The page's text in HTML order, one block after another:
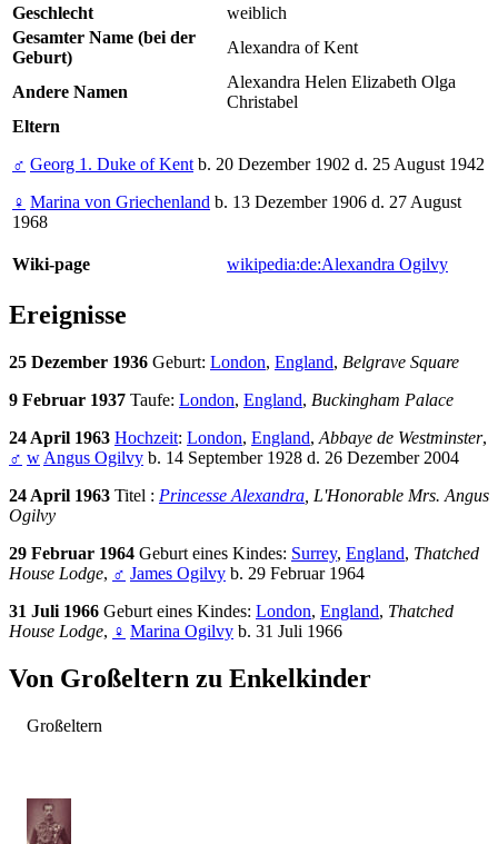
Geschlecht
weiblich
Gesamter Name (bei der
Geburt)
Alexandra of Kent
Andere Namen
Alexandra Helen Elizabeth Olga
Christabel
Eltern
♂ Georg 1. Duke of Kentb. 20 Dezember 1902 d. 25 August 1942
♀ Marina von Griechenland b. 13 Dezember 1906 d. 27 August
1968
Wiki-page wikipedia:de:Alexandra Ogilvy
Ereignisse
25 Dezember 1936 Geburt: London, England, Belgrave Square
9 Februar 1937 Taufe: London, England, Buckingham Palace
24 April 1963 Hochzeit: London, England, Abbaye de Westminster,
♂ w Angus Ogilvy b. 14 September 1928 d. 26 Dezember 2004
24 April 1963 Titel : Princesse Alexandra , L'Honorable Mrs. Angus
Ogilvy
29 Februar 1964 Geburt eines Kindes: Surrey, England, Thatched
House Lodge, ♂ James Ogilvy b. 29 Februar 1964
31 Juli 1966 Geburt eines Kindes: London, England, Thatched
House Lodge, ♀ Marina Ogilvy b. 31 Juli 1966
Von Großeltern zu Enkelkinder
Großeltern